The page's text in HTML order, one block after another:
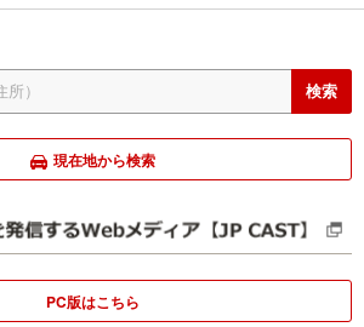
現在地から検索
PC版はこちら